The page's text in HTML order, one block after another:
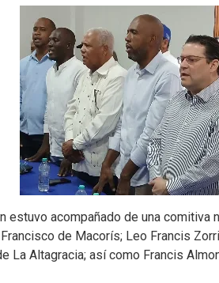
estuvo acompañado de una comitiva
de Macorís; Leo Francis
La Altagracia; así como Francis